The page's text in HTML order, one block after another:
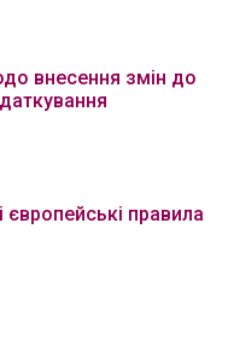
внесення змін до
європейські правила